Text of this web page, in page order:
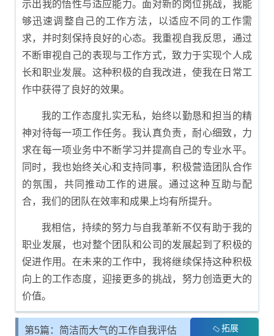
示出我的悟性与适应能力。面对新的岗位挑战，我能
够迅速调整自己的工作方法，以适应不同的工作需
求，并时刻保持良好的心态。我重视自我反思，通过
不断审视自己的表现与工作方式，致力于实现个人成
长和职业发展。这种积极的自我改进，使我在日常工
作中获得了良好的效果。
我的工作态度扎实无私，始终以勤恳和担当的精
神对待每一项工作任务。我认真负责，耐心细致，力
求在每一项业务中不断学习并提高自己的专业水平。
同时，我也始终关心和支持同事，积极营造团队合作
的氛围，共同推动工作的进展。通过这种互助与配
合，我们的团队在效率和成果上均有所提升。
我相信，持续的努力与自我革新不仅有助于我的
职业发展，也对整个团队和公司的发展起到了积极的
促进作用。在未来的工作中，我将继续保持这种积极
向上的工作态度，迎接更多的挑战，努力创造更大的
价值。
第5篇：简洁而大气的工作自我评估 拓展